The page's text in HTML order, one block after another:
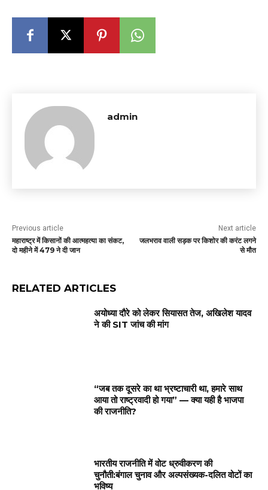
admin
Previous article
महाराष्ट्र में किसानों की आत्महत्या का संकट,
दो महीने में 479 ने दी जान
Next article
जलभराव वाली सड़क पर किशोर की करंट लगने
से मौत
RELATED ARTICLES
अयोध्या दौरे को लेकर सियासत तेज, अखिलेश यादव
ने की SIT जांच की मांग
“जब तक दूसरे का था भ्रष्टाचारी था, हमारे साथ
आया तो राष्ट्रवादी हो गया” — क्या यही है भाजपा
की राजनीति?
भारतीय राजनीति में वोट ध्रुवीकरण की
चुनौती:बंगाल चुनाव और अल्पसंख्यक-दलित वोटों का
भविष्य